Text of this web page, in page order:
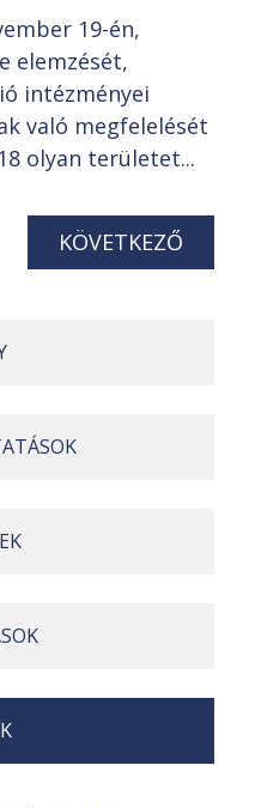
19-én,
elemzését,
intézményei
való megfelelését
olyan területet...
KÖVETKEZŐ